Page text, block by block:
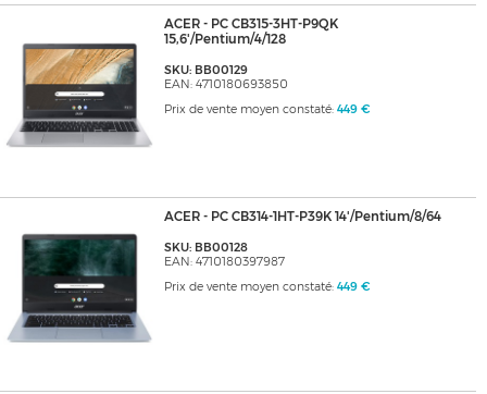
ACER - PC CB315-3HT-P9QK
15,6'/Pentium/4/128
SKU: BB00129
EAN: 4710180693850
Prix de vente moyen constaté: 449 €
ACER - PC CB314-1HT-P39K 14'/Pentium/8/64
SKU: BB00128
EAN: 4710180397987
Prix de vente moyen constaté: 449 €